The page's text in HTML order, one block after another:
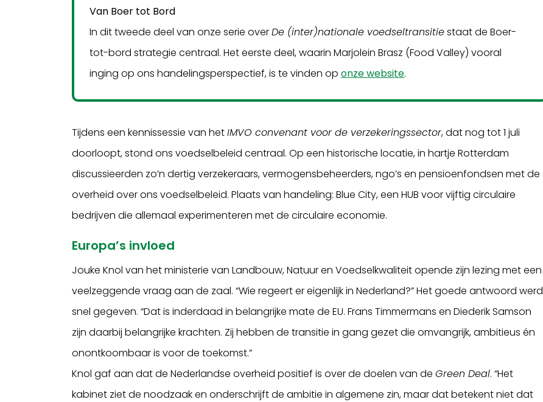
Van Boer tot Bord
In dit tweede deel van onze serie overDe (inter)nationale voedseltransitiestaat de Boer-
tot-bord strategie centraal. Het eerste deel, waarin Marjolein Brasz (Food Valley) vooral
inging op ons handelingsperspectief, is te vinden oponze website.
Tijdens een kennissessie van hetIMVO convenant voor de verzekeringssector, dat nog tot 1 juli
doorloopt, stond ons voedselbeleid centraal. Op een historische locatie, in hartje Rotterdam
discussieerden zo’n dertig verzekeraars, vermogensbeheerders, ngo’s en pensioenfondsen met de
overheid over ons voedselbeleid. Plaats van handeling: Blue City, een HUB voor vijftig circulaire
bedrijven die allemaal experimenteren met de circulaire economie.
Europa’s invloed
Jouke Knol van het ministerie van Landbouw, Natuur en Voedselkwaliteit opende zijn lezing met een
veelzeggende vraag aan de zaal. “Wie regeert er eigenlijk in Nederland?” Het goede antwoord werd
snel gegeven. “Dat is inderdaad in belangrijke mate de EU. Frans Timmermans en Diederik Samson
zijn daarbij belangrijke krachten. Zij hebben de transitie in gang gezet die omvangrijk, ambitieus én
onontkoombaar is voor de toekomst.”
Knol gaf aan dat de Nederlandse overheid positief is over de doelen van deGreen Deal. “Het
kabinet ziet de noodzaak en onderschrijft de ambitie in algemene zin, maar dat betekent niet dat